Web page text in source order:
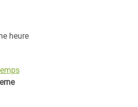
heure